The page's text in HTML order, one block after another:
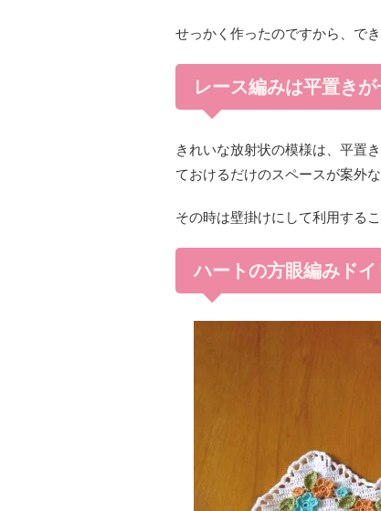
せっかく作ったのですから、で
レース編みは平置き
きれいな放射状の模様は、平置
ておけるだけのスペースが案外な
その時は壁掛けにして利用するこ
ハートの方眼編みドイ